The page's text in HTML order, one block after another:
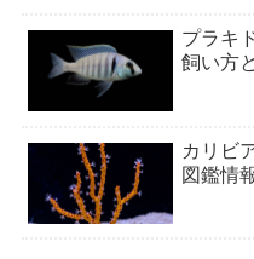
プラキ
飼い方
カリビ
図鑑情